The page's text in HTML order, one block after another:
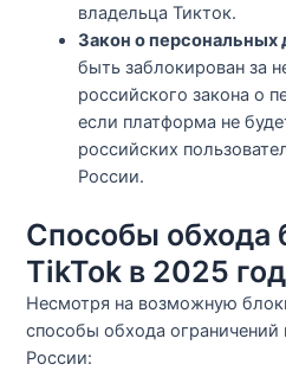
владельца Тикток.
Закон о персональных
быть заблокирован за
российского закона о
если платформа не
российских
России.
Способы обхода
TikTok в 2025
Несмотря на возможную
способы обхода ограничений
России: